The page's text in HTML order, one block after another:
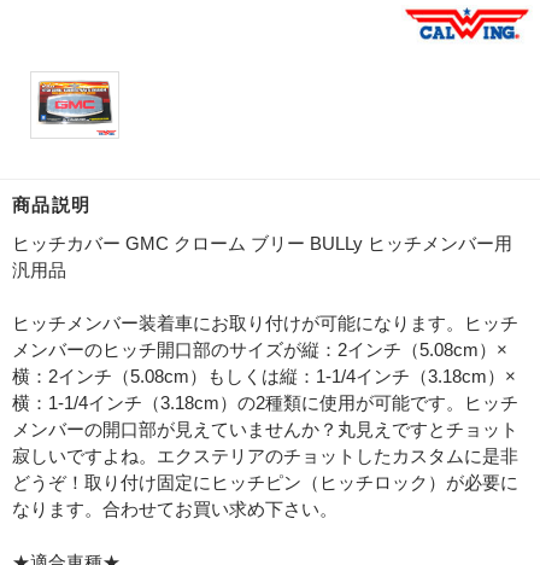
商品説明
ヒッチカバー GMC クローム ブリー BULLy ヒッチメンバー用
汎用品
ヒッチメンバー装着車にお取り付けが可能になります。ヒッチ
メンバーのヒッチ開口部のサイズが縦：2インチ（5.08cm）×
横：2インチ（5.08cm）もしくは縦：1-1/4インチ（3.18cm）×
横：1-1/4インチ（3.18cm）の2種類に使用が可能です。ヒッチ
メンバーの開口部が見えていませんか？丸見えですとチョット
寂しいですよね。エクステリアのチョットしたカスタムに是非
どうぞ！取り付け固定にヒッチピン（ヒッチロック）が必要に
なります。合わせてお買い求め下さい。